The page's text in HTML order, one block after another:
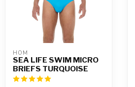
HOM
SEA LIFE SWIM MICRO
BRIEFS TURQUOISE